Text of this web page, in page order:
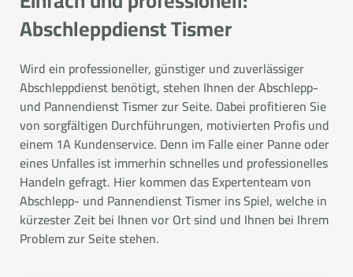
Abschleppdienst Tismer
Wird ein professioneller, günstiger und zuverlässiger
Abschleppdienst benötigt, stehen Ihnen der Abschlepp-
und Pannendienst Tismer zur Seite. Dabei profitieren Sie
von sorgfältigen Durchführungen, motivierten Profis und
einem 1A Kundenservice. Denn im Falle einer Panne oder
eines Unfalles ist immerhin schnelles und professionelles
Handeln gefragt. Hier kommen das Expertenteam von
Abschlepp- und Pannendienst Tismer ins Spiel, welche in
kürzester Zeit bei Ihnen vor Ort sind und Ihnen bei Ihrem
Problem zur Seite stehen.